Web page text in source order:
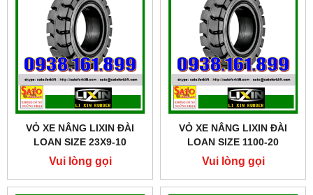
VỎ XE NÂNG LIXIN ĐÀI
LOAN SIZE 23X9-10
Vui lòng gọi
VỎ XE NÂNG LIXIN ĐÀI
LOAN SIZE 1100-20
Vui lòng gọi